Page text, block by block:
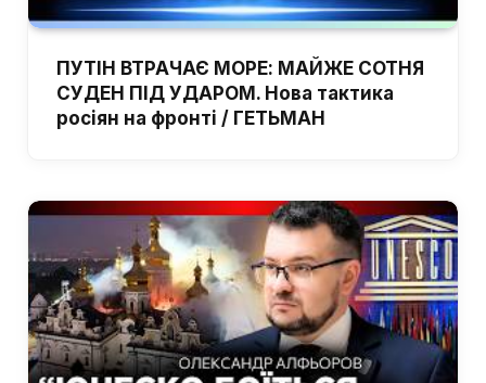
ПУТІН ВТРАЧАЄ МОРЕ: МАЙЖЕ СОТНЯ
СУДЕН ПІД УДАРОМ. Нова тактика
росіян на фронті / ГЕТЬМАН